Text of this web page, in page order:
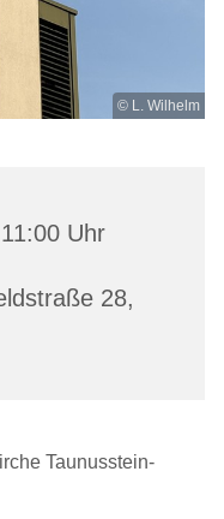
© L. Wilhelm
Uhr
28,
Taunusstein-